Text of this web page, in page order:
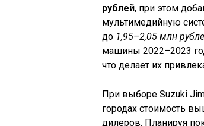
рублей, при этом
мультимедийную
до 1,95–2,05 млн
машины 2022–2023
что делает их
При выборе Suzuki
городах стоимость
дилеров. Планируя